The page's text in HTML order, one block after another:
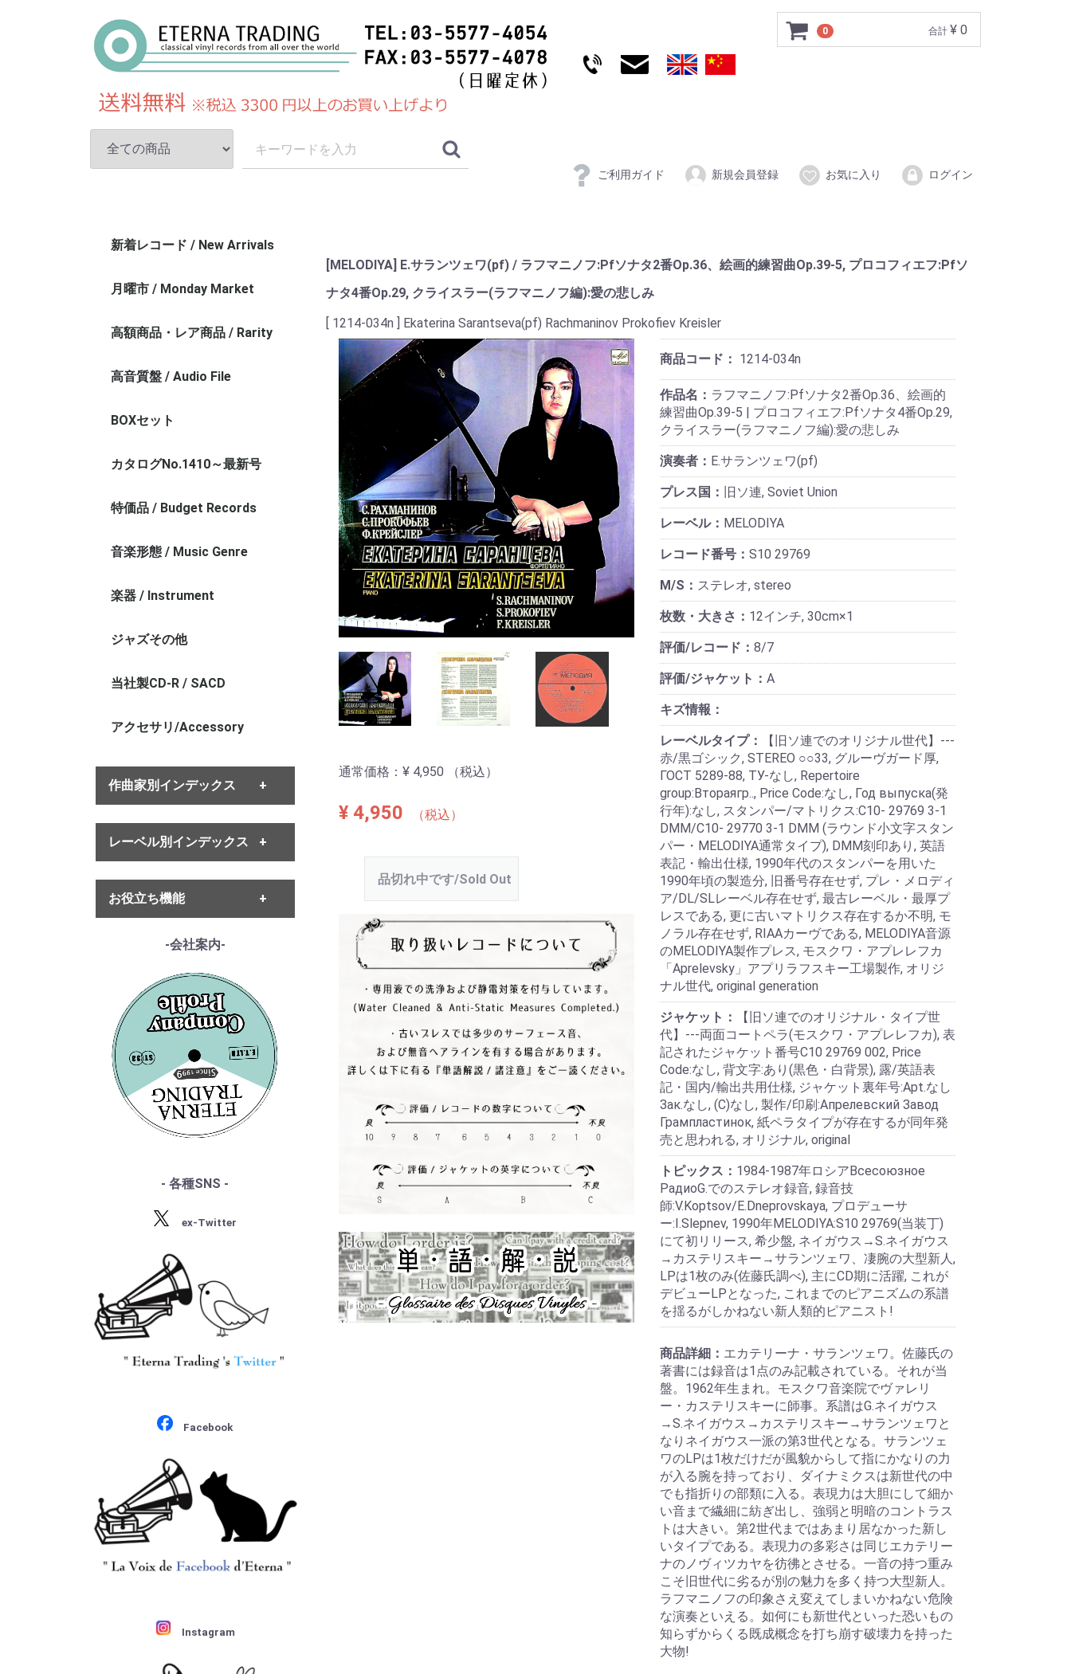
0 合計 ¥ 0
ご利用ガイド 新規会員登録 お気に入り ログイン
[MELODIYA] E.サランツェワ(pf) / ラフマニノフ:Pfソナタ2番Op.36、絵画的練習曲Op.39-5, プロコフィエフ:Pfソ
ナタ4番Op.29, クライスラー(ラフマニノフ編):愛の悲しみ
[ 1214-034n ] Ekaterina Sarantseva(pf) Rachmaninov Prokofiev Kreisler
通常価格： ¥ 4,950 （税込）
¥ 4,950 （税込）
品切れ中です/Sold Out
商品コード： 1214-034n
作品名： ラフマニノフ:Pfソナタ2番Op.36、絵画的
練習曲Op.39-5 | プロコフィエフ:Pfソナタ4番Op.29,
クライスラー(ラフマニノフ編):愛の悲しみ
演奏者： E.サランツェワ(pf)
プレス国： 旧ソ連, Soviet Union
レーベル： MELODIYA
レコード番号： S10 29769
M/S： ステレオ, stereo
枚数・大きさ： 12インチ, 30cm×1
評価/レコード： 8/7
評価/ジャケット： A
キズ情報：
レーベルタイプ：
【旧ソ連でのオリジナル世代】---
赤/黒ゴシック, STEREO ○○33, グルーヴガード厚,
ГОСТ 5289-88, TУ-なし, Repertoire
group:Втораягp.., Price Code:なし, Год выпуска(発
行年):なし, スタンパー/マトリクス:C10- 29769 3-1
DMM/C10- 29770 3-1 DMM (ラウンド小文字スタン
パー・MELODIYA通常タイプ), DMM刻印あり, 英語
表記・輸出仕様, 1990年代のスタンパーを用いた
1990年頃の製造分, 旧番号存在せず, プレ・メロディ
ア/DL/SLレーベル存在せず, 最古レーベル・最厚プ
レスである, 更に古いマトリクス存在するか不明, モ
ノラル存在せず, RIAAカーヴである, MELODIYA音源
のMELODIYA製作プレス, モスクワ・アプレレフカ
「Aprelevsky」アプリラフスキー工場製作, オリジ
ナル世代, original generation
ジャケット：
【旧ソ連でのオリジナル・タイプ世
代】---両面コートペラ(モスクワ・アプレレフカ), 表
記されたジャケット番号C10 29769 002, Price
Code:なし, 背文字:あり(黒色・白背景), 露/英語表
記・国内/輸出共用仕様, ジャケット裏年号:Apt.なし
Зак.なし, (C)なし, 製作/印刷:Апрелевский Завод
Грампластинок, 紙ペラタイプが存在するが同年発
売と思われる, オリジナル, original
トピックス： 1984-1987年ロシアВсесоюзное
РадиоG.でのステレオ録音, 録音技
師:V.Koptsov/E.Dneprovskaya, プロデューサ
ー:I.Slepnev, 1990年MELODIYA:S10 29769(当装丁)
にて初リリース, 希少盤, ネイガウス→S.ネイガウス
→カステリスキー→サランツェワ、凄腕の大型新人,
LPは1枚のみ(佐藤氏調べ), 主にCD期に活躍, これが
デビューLPとなった, これまでのピアニズムの系譜
を揺るがしかねない新人類的ピアニスト!
商品詳細： エカテリーナ・サランツェワ。佐藤氏の
著書には録音は1点のみ記載されている。それが当
盤。1962年生まれ。モスクワ音楽院でヴァレリ
ー・カステリスキーに師事。系譜はG.ネイガウス
→S.ネイガウス→カステリスキー→サランツェワと
なりネイガウス一派の第3世代となる。サランツェ
ワのLPは1枚だけだが風貌からして指にかなりの力
が入る腕を持っており、ダイナミクスは新世代の中
でも指折りの部類に入る。表現力は大胆にして細か
い音まで繊細に紡ぎ出し、強弱と明暗のコントラス
トは大きい。第2世代まではあまり居なかった新し
いタイプである。表現力の多彩さは同じエカテリー
ナのノヴィツカヤを彷彿とさせる。一音の持つ重み
こそ旧世代に劣るが別の魅力を多く持つ大型新人。
ラフマニノフの印象さえ変えてしまいかねない危険
な演奏といえる。如何にも新世代といった恐いもの
知らずからくる既成概念を打ち崩す破壊力を持った
大物!
新着レコード / New Arrivals
月曜市 / Monday Market
高額商品・レア商品 / Rarity
高音質盤 / Audio File
BOXセット
カタログNo.1410～最新号
特価品 / Budget Records
お値打ちレコード（REG番台）
1000円以下
音楽形態 / Music Genre
楽器 / Instrument
ジャズその他
当社製CD-R / SACD
アクセサリ/Accessory
作曲家別インデックス
・バッハ
・ヘンデル
・モーツァルト
・ハイドン
・ベートーヴェン
・シューベルト
・シューマン
・リスト
・ワーグナー
・スメタナ
・シュトラウス家
・ブラームス
・サン・サーンス
・チャイコフスキー
・ドヴォルザーク
・グリーグ
・マーラー
・R.シュトラウス
・シベリウス
・スクリャービン
・ラフマニノフ
・ラヴェル
・バルトーク
・ストラヴィンスキー
・プロコフィエフ
・ショスタコーヴィチ
レーベル別インデックス
・ETERNA
・MELODIYA
・DECCA
・COLUMBIA
・PHILIPS
・SUPRAPHON
・クリュブ盤
・マイナー盤/プライベート盤
お役立ち機能
------各種ガイド------
・レコード洗浄ガイド
・単語の説明
・ルート案内
------特集ページ------
・『エテルナの芸術』
・『アナログ期の名匠たち』
・『デジタル録音の夜明け』
・『ソ連のオーケストラ』
-会社案内-
- 各種SNS -
ex-Twitter
Facebook
Instagram